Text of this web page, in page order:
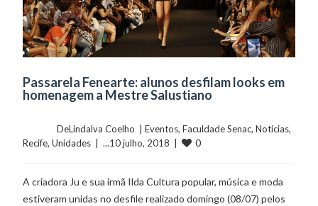
Passarela Fenearte: alunos desfilam looks em
homenagem a Mestre Salustiano
	    	DeLindalva Coelho  |
Eventos, Faculdade Senac, Notícias
Recife, Unidades
  |  ...10 julho, 2018  |
0
A criadora Ju e sua irmã Ilda Cultura popular, música e moda
estiveram unidas no desfile realizado domingo (08/07) pelos